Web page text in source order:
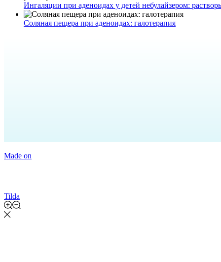
Ингаляции при аденоидах у детей небулайзером:
Соляная пещера при аденоидах: галотерапия
Made on
Tilda